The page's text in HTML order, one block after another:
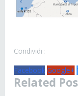
Condividi :
Facebook Google+
Related